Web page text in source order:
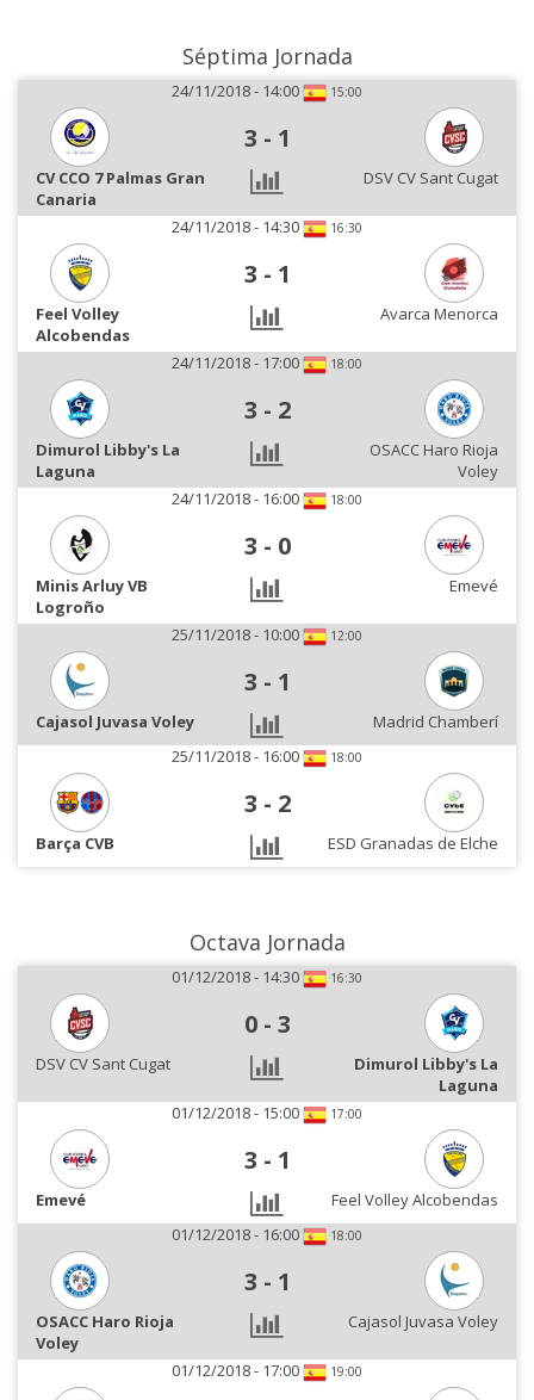
Séptima Jornada
24/11/2018 - 14:00 15:00
3 - 1
CV CCO 7 Palmas Gran
Canaria
DSV CV Sant Cugat
24/11/2018 - 14:30 16:30
3 - 1
Feel Volley
Alcobendas
Avarca Menorca
24/11/2018 - 17:00 18:00
3 - 2
Dimurol Libby's La
Laguna
OSACC Haro Rioja
Voley
24/11/2018 - 16:00
18:00
3 - 0
Minis Arluy VB
Logroño
Emevé
25/11/2018 - 10:00 12:00
3 - 1
Cajasol Juvasa Voley
Madrid Chamberí
25/11/2018 - 16:00
18:00
3 - 2
Barça CVB ESD Granadas de Elche
Octava Jornada
01/12/2018 - 14:30 16:30
0 - 3
DSV CV Sant Cugat
Dimurol Libby's La
Laguna
01/12/2018 - 15:00
17:00
3 - 1
Emevé
Feel Volley Alcobendas
01/12/2018 - 16:00
18:00
3 - 1
OSACC Haro Rioja
Voley
Cajasol Juvasa Voley
01/12/2018 - 17:00 19:00